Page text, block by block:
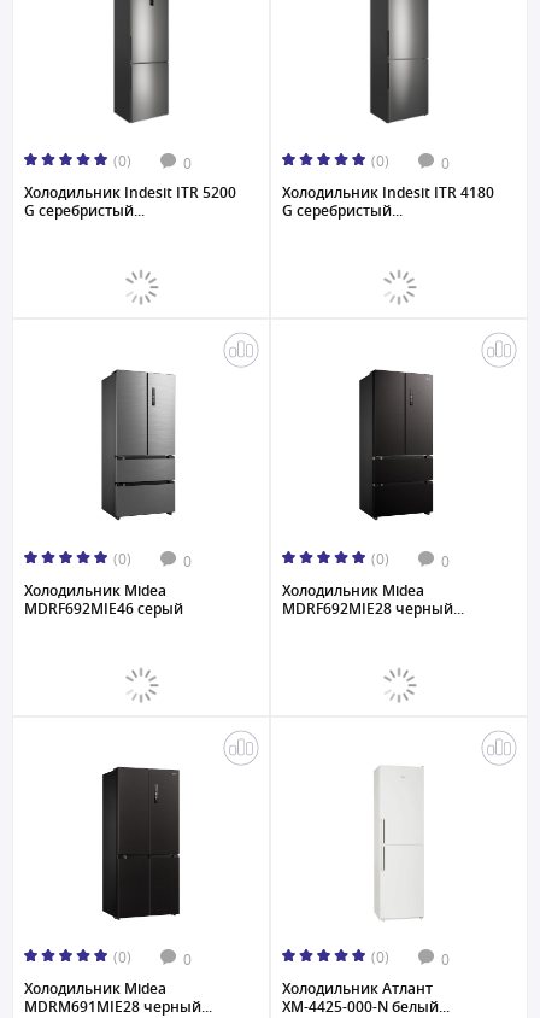
(0) 0
Холодильник Indesit ITR 5200
G серебристый...
(0) 0
Холодильник Indesit ITR 4180
G серебристый...
(0) 0
Холодильник Midea
MDRF692MIE46 серый
(0) 0
Холодильник Midea
MDRF692MIE28 черный...
(0) 0
Холодильник Midea
MDRM691MIE28 черный...
(0) 0
Холодильник Атлант
ХМ-4425-000-N белый...